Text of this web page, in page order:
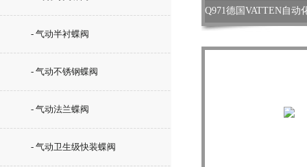
- 气动半衬蝶阀
- 气动不锈钢蝶阀
- 气动法兰蝶阀
- 气动卫生级快装蝶阀